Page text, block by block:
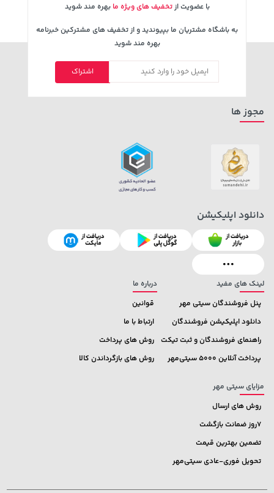
خرید 27,630,000 تومان
149,900 تومان خرید 40,580,000 تومان
با عضویت ازتخفیف های ویژه ما بهره مند شوید
به باشگاه مشتریان ما بپیوندید و از تخفیف های مشترکین خبرنامه
بهره مند شوید
اشتراک
لینک های مفید
پنل فروشندگان سیتی مهر
دانلود اپلیکیشن فروشندگان
راهنمای فروشندگان و ثبت تیکت
پرداخت آنلاین 5000 سیتی‌مهر
درباره ما
قوانین
ارتباط با ما
روش های پرداخت
روش های بازگرداندن کالا
مزایای سیتی مهر
روش های ارسال
7روز ضمانت بازگشت
تضمین بهترین قیمت
تحویل فوری-عادی سیتی‌مهر
مجوز ها
دانلود اپلیکیشن